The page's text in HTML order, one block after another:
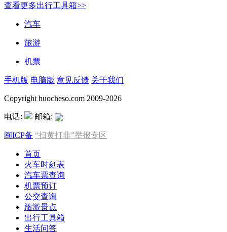
查看更多出行工具箱>>
汽车
旅游
机票
手机版 电脑版 意见反馈 关于我们
Copyright huocheso.com 2009-2026
电话: 邮箱:
闽ICP备 “扫黄打非”举报专区
首页
火车时刻表
汽车票查询
机票预订
公交查询
旅游景点
出行工具箱
生活问答